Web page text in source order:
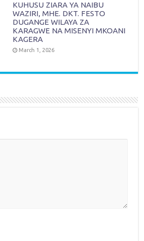
KUHUSU ZIARA YA NAIBU
WAZIRI, MHE. DKT. FESTO
DUGANGE WILAYA ZA
KARAGWE NA MISENYI MKOANI
KAGERA
March 1, 2026